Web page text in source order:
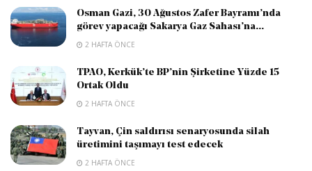
Osman Gazi, 30 Ağustos Zafer Bayramı’nda
görev yapacağı Sakarya Gaz Sahası’na...
2 HAFTA ÖNCE
TPAO, Kerkük’te BP’nin Şirketine Yüzde 15
Ortak Oldu
2 HAFTA ÖNCE
Tayvan, Çin saldırısı senaryosunda silah
üretimini taşımayı test edecek
2 HAFTA ÖNCE